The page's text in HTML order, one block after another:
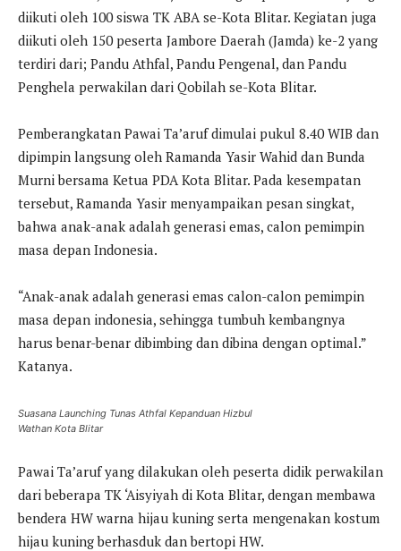
diikuti oleh 100 siswa TK ABA se-Kota Blitar. Kegiatan juga
diikuti oleh 150 peserta Jambore Daerah (Jamda) ke-2 yang
terdiri dari; Pandu Athfal, Pandu Pengenal, dan Pandu
Penghela perwakilan dari Qobilah se-Kota Blitar.
Pemberangkatan Pawai Ta’aruf dimulai pukul 8.40 WIB dan
dipimpin langsung oleh Ramanda Yasir Wahid dan Bunda
Murni bersama Ketua PDA Kota Blitar. Pada kesempatan
tersebut, Ramanda Yasir menyampaikan pesan singkat,
bahwa anak-anak adalah generasi emas, calon pemimpin
masa depan Indonesia.
“Anak-anak adalah generasi emas calon-calon pemimpin
masa depan indonesia, sehingga tumbuh kembangnya
harus benar-benar dibimbing dan dibina dengan optimal.”
Katanya.
Suasana Launching Tunas Athfal Kepanduan Hizbul
Wathan Kota Blitar
Pawai Ta’aruf yang dilakukan oleh peserta didik perwakilan
dari beberapa TK ‘Aisyiyah di Kota Blitar, dengan membawa
bendera HW warna hijau kuning serta mengenakan kostum
hijau kuning berhasduk dan bertopi HW.